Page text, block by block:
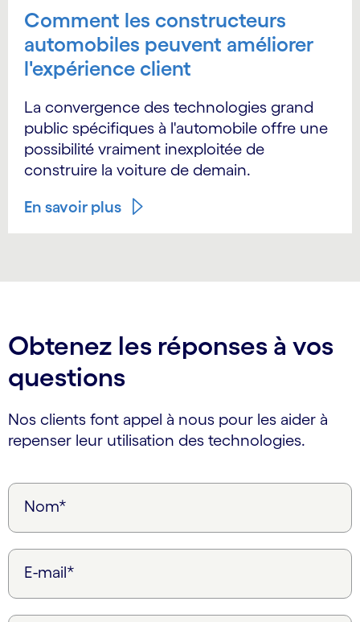
Comment les constructeurs
automobiles peuvent améliorer
l'expérience client
La convergence des technologies grand
public spécifiques à l'automobile offre une
possibilité vraiment inexploitée de
construire la voiture de demain.
En savoir plus
Obtenez les réponses à vos
questions
Nos clients font appel à nous pour les aider à
repenser leur utilisation des technologies.
Nom*
E-mail*